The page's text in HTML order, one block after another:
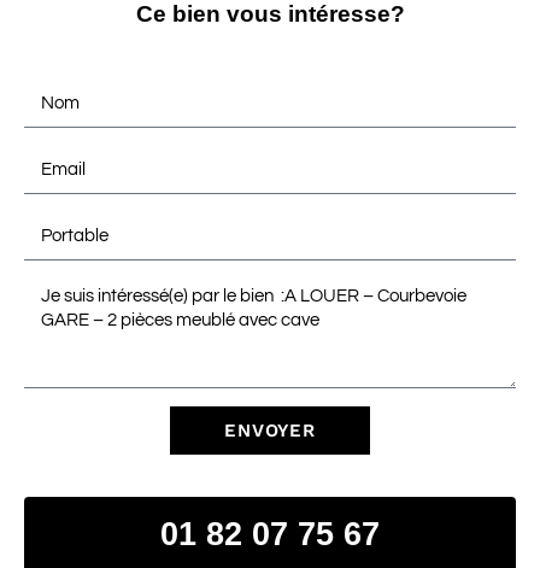
Ce bien vous intéresse?
ENVOYER
01 82 07 75 67